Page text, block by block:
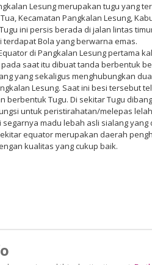
Lesung merupakan tugu yang
Kecamatan Pangkalan Lesung,
ini persis berada di jalan lintas
terdapat Bola yang berwarna emas.
di Pangkalan Lesung pertama
saat itu dibuat tanda berbentuk
yang sekaligus menghubungkan
Lesung. Saat ini besi tersebut
berbentuk Tugu. Di sekitar Tugu
untuk peristirahatan/melepas
segarnya madu lebah asli sialang
equator merupakan daerah
kualitas yang cukup baik.